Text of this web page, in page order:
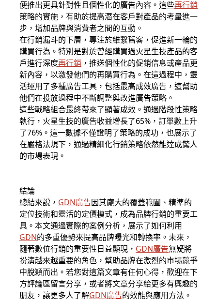
便推出更具針對性且個性化的廣告內容。這些再行銷
策略的實施，有助於提高潛在客戶對產品的考量進一
步，增加品牌與消費者之間的互動。
在行銷漏斗的下層，專注於維繫舊客，促進新一輪的
購買行為。特別是對於曾經購買過火星生技產品的客
戶進行深度再行銷 ，推送個性化的促銷信息或產品更
新內容，以激發他們的再購買行為。在這過程中，靈
活運用了多種廣告工具，包括最高成效廣告，這幫助
他們在投放過程中不斷調整與改進廣告策略。
這些戰略組合最終帶來了顯著成效。通過階段性策略
執行，火星生技的廣告收益增長了65%，訂單數上升
了76%。這一數據不僅證明了策略的成功，也展示了
在嚴格法規下，通過精細化行銷策略依然能達成驚人
的市場表現。
結論
總結來說， GDN廣告因其龐大的覆蓋範圍、精準的
定位技術和靈活的定價模式，成為品牌行銷的重要工
具。本文通過實際的案例分析，展示了如何利用
GDN的多重優勢來提高品牌曝光和轉換率。未來，
隨著數位行銷的重要性日益顯現， GDN廣告無疑將
扮演越來越重要的角色，幫助品牌在激烈的市場競爭
中脫穎而出。若您對這篇文章有任何心得，歡迎在下
方評論區留言分享，或者將文章分享給更多有興趣的
朋友，讓更多人了解GDN廣告的效能與應用方法。